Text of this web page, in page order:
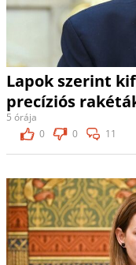
Lapok szerint
precíziós
5 órája
0
0 11